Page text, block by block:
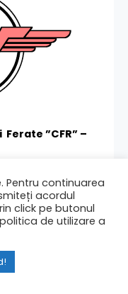
”CFR” –
și civilizație
și sigur
Pentru continuarea
acordul
click pe butonul
de utilizare a